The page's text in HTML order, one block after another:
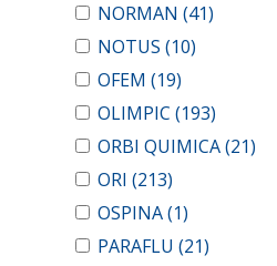
NORMAN (41)
NOTUS (10)
OFEM (19)
OLIMPIC (193)
ORBI QUIMICA(21)
ORI (213)
OSPINA(1)
PARAFLU (21)